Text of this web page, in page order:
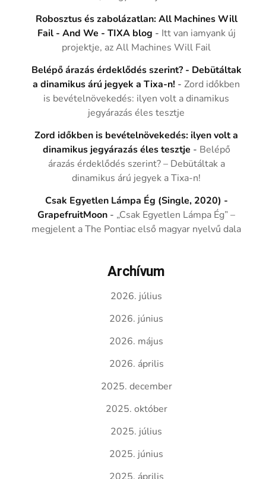
Robosztus és zabolázatlan: All Machines Will
Fail - And We - TIXA blog - Itt van iamyank új
projektje, az All Machines Will Fail
Belépő árazás érdeklődés szerint? - Debütáltak
a dinamikus árú jegyek a Tixa-n! -Zord időkben
is bevételnövekedés: ilyen volt a dinamikus
jegyárazás éles tesztje
Zord időkben is bevételnövekedés: ilyen volt a
dinamikus jegyárazás éles tesztje - Belépő
árazás érdeklődés szerint? – Debütáltak a
dinamikus árú jegyek a Tixa-n!
Csak Egyetlen Lámpa Ég (Single, 2020) -
GrapefruitMoon - „Csak Egyetlen Lámpa Ég” –
megjelent a The Pontiac első magyar nyelvű dala
Archívum
2026. július
2026. június
2026. május
2026. április
2025. december
2025. október
2025. július
2025. június